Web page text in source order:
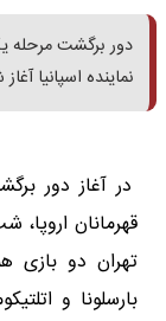
دور برگشت مرحله
نماینده اسپانیا
در آغاز دور
تهران دو بازی
بارسلونا و